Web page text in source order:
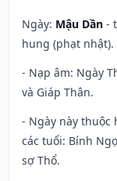
Ngày: Mậu Dần -
hung (phạt nhật).
- Nạp âm: Ngày
và Giáp Thân.
- Ngày này thuộc
các tuổi: Bính
sợ Thổ.